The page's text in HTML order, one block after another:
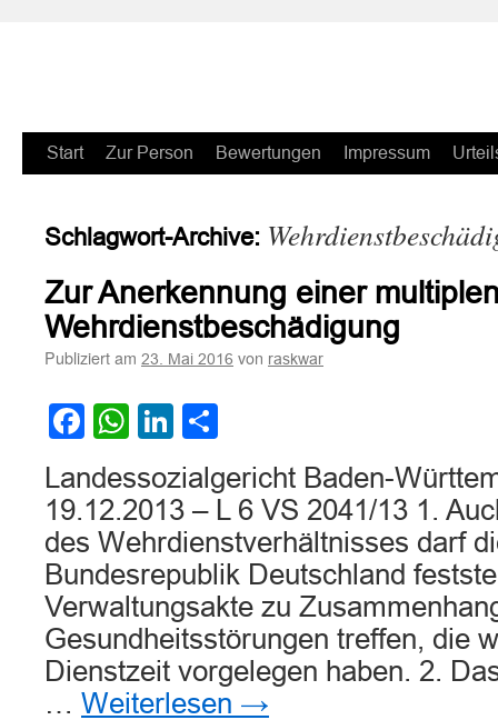
Zum
springen
Start Zur Person Bewertungen Impressum
Schlagwort-Archive:
Zur Anerkennung einer
Wehrdienstbeschädigung
Publiziert am 23. Mai 2016 von raskwar
Facebook
WhatsApp
LinkedIn
Landessozialgericht Baden-
19.12.2013 – L 6 VS 2041/13 1.
des Wehrdienstverhältnisses darf
Bundesrepublik Deutschland
Verwaltungsakte zu
Gesundheitsstörungen treffen, die
Dienstzeit vorgelegen haben. 2.
… Weiterlesen →